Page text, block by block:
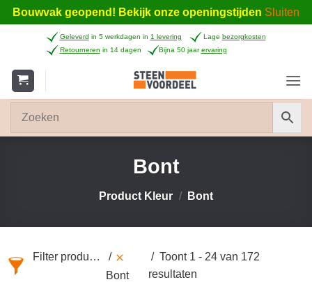
Bouwvak geopend! Bekijk onze openingstijden Sluiten
inhoud
Geleverd in 5 werkdagen in 1 levering Lage bezorgkosten
Retourneren in 14 dagen Bijna 50 jaarervaring
Bont
Product Kleur / Bont
Filter producten
Bont
Toont 1 - 24 van 172
resultaten